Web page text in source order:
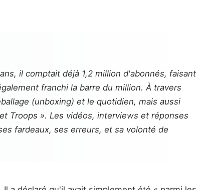
il comptait déjà 1,2 million d'abonnés, faisant
franchi la barre du million. À travers
(unboxing) et le quotidien, mais aussi
Troops ». Les vidéos, interviews et réponses
fardeaux, ses erreurs, et sa volonté de